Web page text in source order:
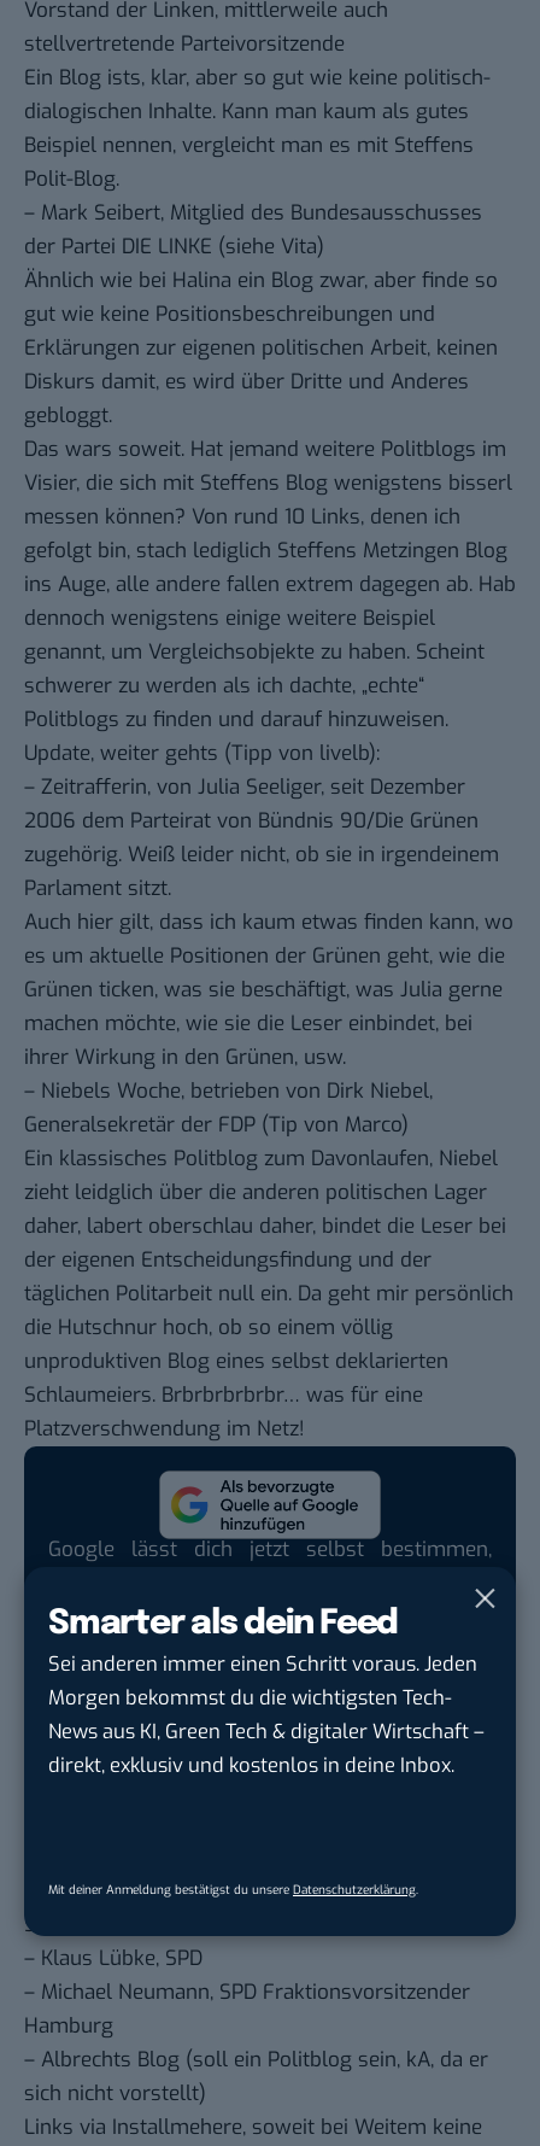
Smarter als dein Feed
Sei anderen immer einen Schritt voraus. Jeden
Morgen bekommst du die wichtigsten Tech-
News aus KI, Green Tech & digitaler Wirtschaft –
direkt, exklusiv und kostenlos in deine Inbox.
Mit deiner Anmeldung bestätigst du unsere Datenschutzerklärung.
Vorstand der Linken, mittlerweile auch
stellvertretende Parteivorsitzende
Ein Blog ists, klar, aber so gut wie keine politisch-
dialogischen Inhalte. Kann man kaum als gutes
Beispiel nennen, vergleicht man es mit Steffens
Polit-Blog.
– Mark Seibert, Mitglied des Bundesausschusses
der Partei DIE LINKE (siehe Vita)
Ähnlich wie bei Halina ein Blog zwar, aber finde so
gut wie keine Positionsbeschreibungen und
Erklärungen zur eigenen politischen Arbeit, keinen
Diskurs damit, es wird über Dritte und Anderes
gebloggt.
Das wars soweit. Hat jemand weitere Politblogs im
Visier, die sich mit Steffens Blog wenigstens bisserl
messen können? Von rund 10 Links, denen ich
gefolgt bin, stach lediglich Steffens Metzingen Blog
ins Auge, alle andere fallen extrem dagegen ab. Hab
dennoch wenigstens einige weitere Beispiel
genannt, um Vergleichsobjekte zu haben. Scheint
schwerer zu werden als ich dachte, „echte“
Politblogs zu finden und darauf hinzuweisen.
Update, weiter gehts (Tipp von livelb):
– Zeitrafferin, von Julia Seeliger, seit Dezember
2006 dem Parteirat von Bündnis 90/Die Grünen
zugehörig. Weiß leider nicht, ob sie in irgendeinem
Parlament sitzt.
Auch hier gilt, dass ich kaum etwas finden kann, wo
es um aktuelle Positionen der Grünen geht, wie die
Grünen ticken, was sie beschäftigt, was Julia gerne
machen möchte, wie sie die Leser einbindet, bei
ihrer Wirkung in den Grünen, usw.
– Niebels Woche, betrieben von Dirk Niebel,
Generalsekretär der FDP (Tip von Marco)
Ein klassisches Politblog zum Davonlaufen, Niebel
zieht leidglich über die anderen politischen Lager
daher, labert oberschlau daher, bindet die Leser bei
der eigenen Entscheidungsfindung und der
täglichen Politarbeit null ein. Da geht mir persönlich
die Hutschnur hoch, ob so einem völlig
unproduktiven Blog eines selbst deklarierten
Schlaumeiers. Brbrbrbrbrbr… was für eine
Platzverschwendung im Netz!
Google lässt dich jetzt selbst bestimmen,
welche Quellen du in der Suche häufiger
siehst. Mit zwei schnellen Klicks kannst du
BASIC thinking kostenlos als bevorzugte
Quelle hinzufügen und damit unabhängigen
Tech-Journalismus unterstützen. Vielen Dank!
Hier basicthinking.de hinzufügen
Carola Veit, Mitglied der Bürgerschaft Hamburg,
SPD
– Klaus Lübke, SPD
– Michael Neumann, SPD Fraktionsvorsitzender
Hamburg
– Albrechts Blog (soll ein Politblog sein, kA, da er
sich nicht vorstellt)
Links via Installmehere, soweit bei Weitem keine